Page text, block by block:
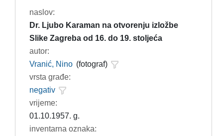
naslov:
Dr. Ljubo Karaman na otvorenju izložbe
Slike Zagreba od 16. do 19. stoljeća
autor:
Vranić, Nino (fotograf)
vrsta građe:
negativ
vrijeme:
01.10.1957. g.
inventarna oznaka: